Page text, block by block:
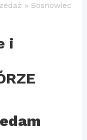
» Sosnowiec
i